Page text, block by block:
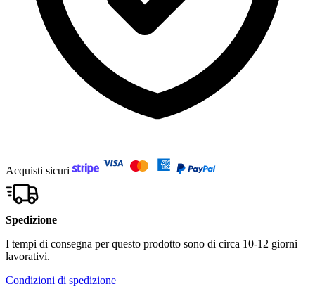
Acquisti sicuri
Spedizione
I tempi di consegna per questo prodotto sono di circa 10-12 giorni
lavorativi.
Condizioni di spedizione